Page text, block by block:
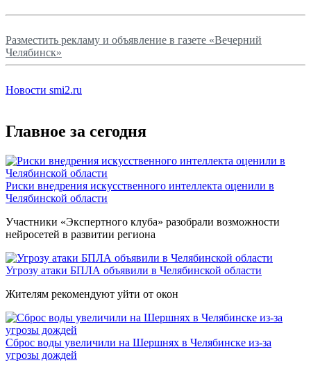
Разместить рекламу и объявление в газете «Вечерний
Челябинск»
Новости smi2.ru
Главное за сегодня
Риски внедрения искусственного интеллекта оценили в
Челябинской области
Участники «Экспертного клуба» разобрали возможности
нейросетей в развитии региона
Угрозу атаки БПЛА объявили в Челябинской области
Жителям рекомендуют уйти от окон
Сброс воды увеличили на Шершнях в Челябинске из-за
угрозы дождей